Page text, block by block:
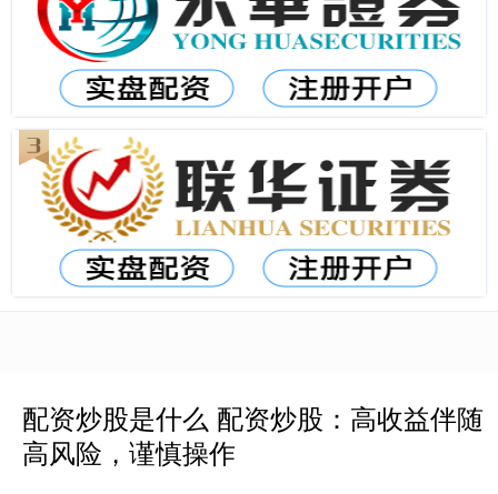
配资炒股是什么 配资炒股：高收益伴随
高风险，谨慎操作